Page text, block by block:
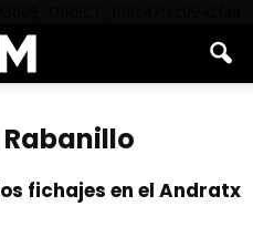
fichajes en el Andratx